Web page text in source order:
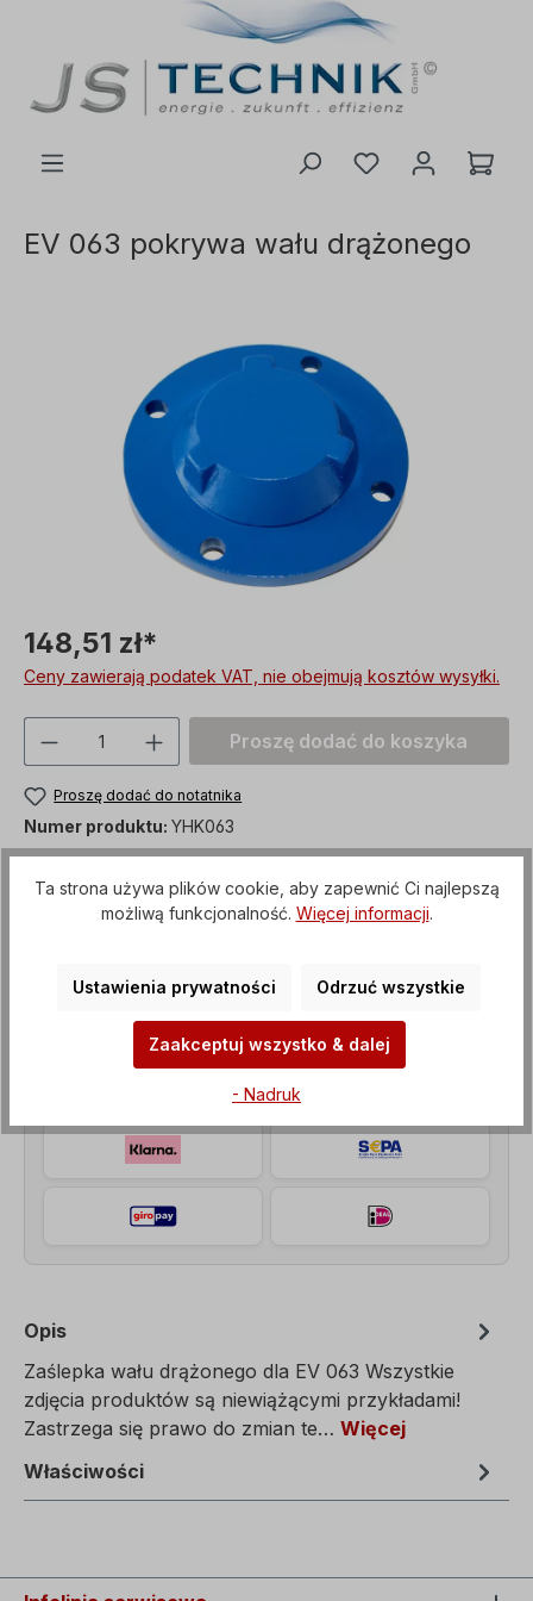
EV 063 pokrywa wału drążonego
148,51 zł*
Ceny zawierają podatek VAT, nie obejmują kosztów wysyłki.
Ilość produktu: Proszę wprowadzić
Proszę dodać do koszyka
Proszę dodać do notatnika
Numer produktu: YHK063
Opis
Zaślepka wału drążonego dla EV 063 Wszystkie
zdjęcia produktów są niewiążącymi przykładami!
Zastrzega się prawo do zmian te… Więcej
Właściwości
Ta strona używa plików cookie, aby zapewnić Ci najlepszą
możliwą funkcjonalność. Więcej informacji.
Ustawienia prywatności Odrzuć wszystkie
Zaakceptuj wszystko & dalej
- Nadruk